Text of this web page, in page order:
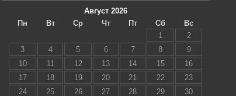
Август 2026
Пн
Вт Ср Чт Пт Сб
Вс
1
2
3
4 5 6 7 8
9
10
11 12 13 14 15
16
17
18 19 20 21 22
23
24
25 26 27 28 29 30